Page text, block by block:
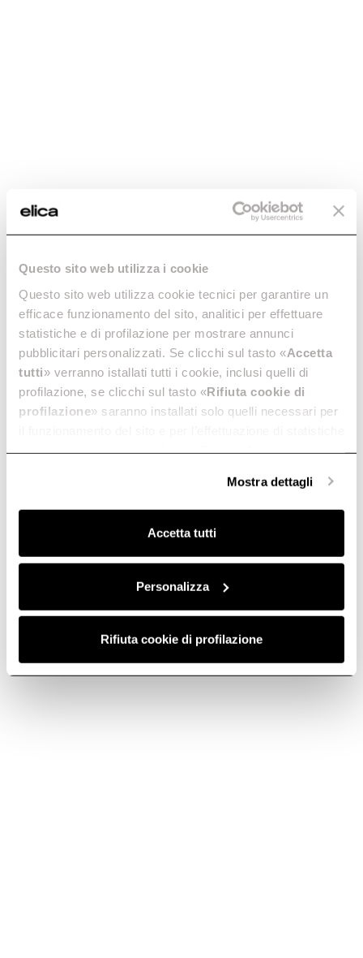
Questo sito web utilizza i cookie
Questo sito web utilizza cookie tecnici per garantire un
efficace funzionamento del sito, analitici per effettuare
statistiche e di profilazione per mostrare annunci
pubblicitari personalizzati. Se clicchi sul tasto «Accetta
tutti» verranno istallati tutti i cookie, inclusi quelli di
profilazione, se clicchi sul tasto «Rifiuta cookie di
profilazione» saranno installati solo quelli necessari per
anonime, mentre se clicchi su «Personalizza», potrai
Clicca quiper visualizzare la cookie policy.
Mostra dettagli
Accetta tutti
Personalizza
Rifiuta cookie di profilazione